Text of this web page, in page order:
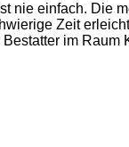
nie einfach. Die
Zeit
im